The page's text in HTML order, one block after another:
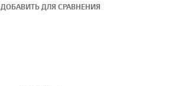
ДОБАВИТЬ ДЛЯ СРАВНЕНИЯ